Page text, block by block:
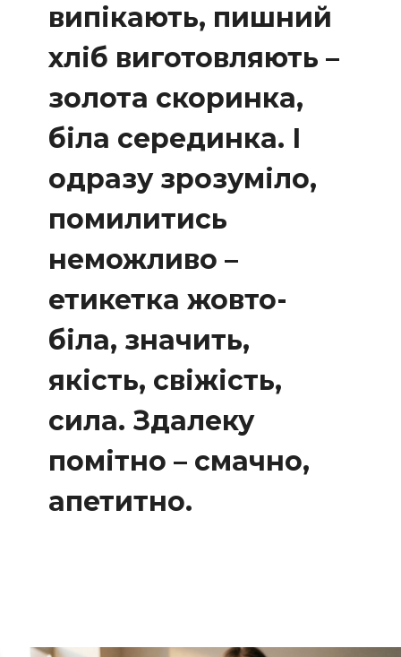
випікають, пишний
хліб виготовляють –
золота скоринка,
біла серединка. І
одразу зрозуміло,
помилитись
неможливо –
етикетка жовто-
біла, значить,
якість, свіжість,
сила. Здалеку
помітно – смачно,
апетитно.